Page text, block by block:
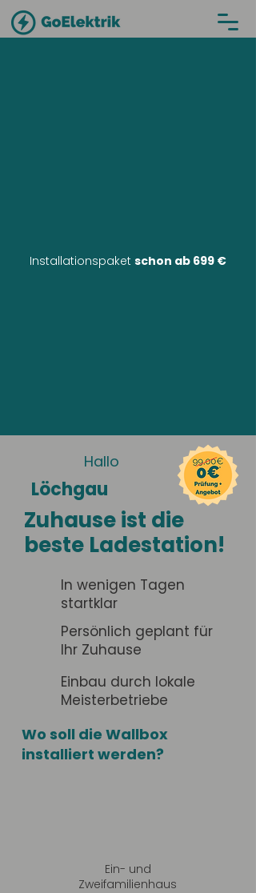
Installationspaket schon ab 699 €
Hallo
Löchgau
Zuhause ist die
beste Ladestation!
In wenigen Tagen
startklar
Persönlich geplant für
Ihr Zuhause
Einbau durch lokale
Meisterbetriebe
Wo soll die Wallbox
installiert werden?
Ein- und
Zweifamilienhaus